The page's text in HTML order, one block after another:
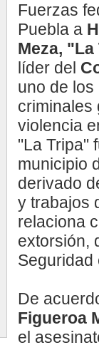
Fuerzas
Puebla a
Meza,
líder del
uno de
criminales
violencia
"La Tripa"
municipio
derivado
y trabajos
relaciona
extorsión,
Seguridad
De
Figueroa
el